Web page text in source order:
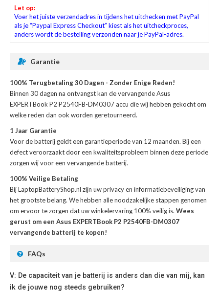
Let op:
Voer het juiste verzendadres in tijdens het uitchecken met PayPal
als je “Paypal Express Checkout” kiest als het uitcheckproces,
anders wordt de bestelling verzonden naar je PayPal-adres.
Garantie
100% Terugbetaling 30 Dagen - Zonder Enige Reden!
Binnen 30 dagen na ontvangst kan devervangende Asus
EXPERTBook P2 P2540FB-DM0307 accu die wij hebben gekocht om
welke reden dan ook worden geretourneerd.
1 Jaar Garantie
Voor debatterij geldt een garantieperiode van 12 maanden. Bij een
defect veroorzaakt door een kwaliteitsprobleem binnen deze periode
zorgen wij voor een vervangende batterij.
100% Veilige Betaling
Bij LaptopBatteryShop.nl zijn uw privacy en informatiebeveiliging van
het grootste belang. We hebben alle noodzakelijke stappen genomen
om ervoor te zorgen dat uw winkelervaring 100% veilig is. Wees
gerust om een Asus EXPERTBook P2 P2540FB-DM0307
vervangende batterij te kopen!
FAQs
V: De capaciteit van je batterij is anders dan die van mij, kan
ik de jouwe nog steeds gebruiken?